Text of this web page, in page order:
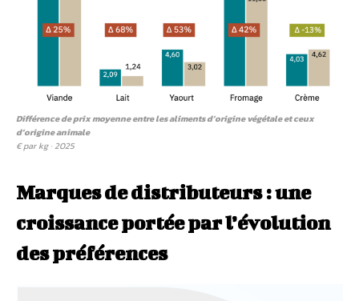
Différence de prix moyenne entre les aliments d’origine végétale et ceux
d’origine animale
€ par kg · 2025
Marques de distributeurs : une
croissance portée par l’évolution
des préférences